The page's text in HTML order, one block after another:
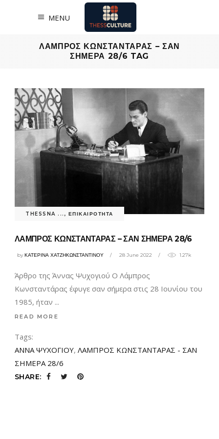
MENU
ΛΑΜΠΡΟΣ ΚΩΝΣΤΑΝΤΑΡΑΣ – ΣΑΝ
ΣΗΜΕΡΑ 28/6 TAG
THESSNA ... , ΕΠΙΚΑΙΡΟΤΗΤΑ
ΛΑΜΠΡΟΣ ΚΩΝΣΤΑΝΤΑΡΑΣ – ΣΑΝ ΣΗΜΕΡΑ 28/6
byΚΑΤΕΡΙΝΑ ΧΑΤΖΗΚΩΝΣΤΑΝΤΙΝΟΥ 28 June 2022 1.27k
Άρθρο της Άννας Ψυχογιού Ο Λάμπρος
Κωνσταντάρας έφυγε σαν σήμερα στις 28 Ιουνίου του
1985, ήταν
READ MORE
Tags:
ΑΝΝΑ ΨΥΧΟΓΙΟΥ, ΛΑΜΠΡΟΣ ΚΩΝΣΤΑΝΤΑΡΑΣ - ΣΑΝ
ΣΗΜΕΡΑ 28/6
SHARE: